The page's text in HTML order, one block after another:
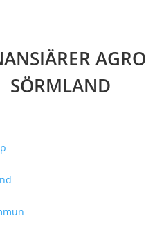
AGRO
SÖRMLAND